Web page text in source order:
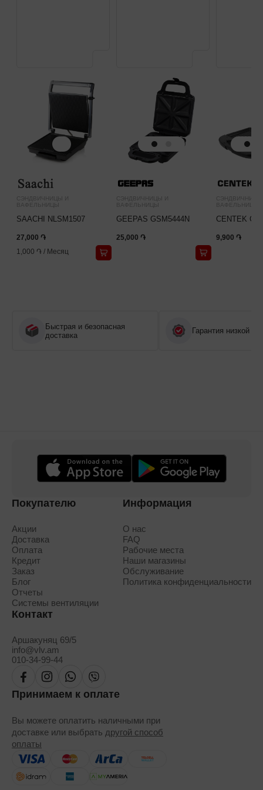
СЭНДВИЧНИЦЫ И
ВАФЕЛЬНИЦЫ
SAACHI NLSM1507
27,000 ֏
1,000 ֏ / Месяц
СЭНДВИЧНИЦЫ И
ВАФЕЛЬНИЦЫ
GEEPAS GSM5444N
25,000 ֏
ВАФЕЛЬНИЦЫ
CENTEK CT-
9,900 ֏
Быстрая и безопасная
доставка
Гарантия низкой
Покупателю
Акции
Доставка
Оплата
Кредит
Заказ
Блог
Отчеты
Системы вентиляции
Информация
О нас
FAQ
Рабочие места
Наши магазины
Обслуживание
Политика конфиденциальности
Контакт
Аршакуняц 69/5
info@vlv.am
010-34-99-44
Принимаем к оплате
Вы можете оплатить наличными при
доставке или выбрать другой способ
оплаты